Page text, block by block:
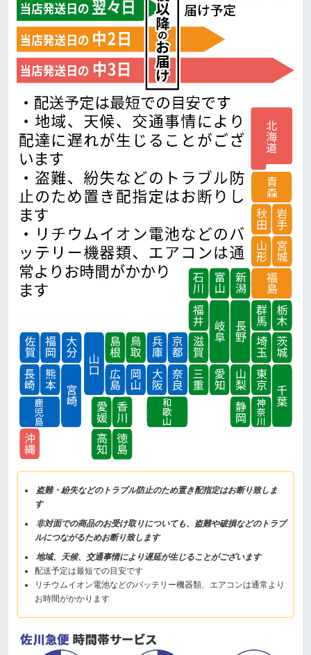
盗難・紛失などのトラブル防止のため置き配指定はお断り致しま
す
非対面での商品のお受け取りについても、盗難や破損などのトラブ
ルにつながるためお断り致します
地域、天候、交通事情により遅延が生じることがございます
配送予定は最短での目安です
リチウムイオン電池などのバッテリー機器類、エアコンは通常より
お時間がかかります